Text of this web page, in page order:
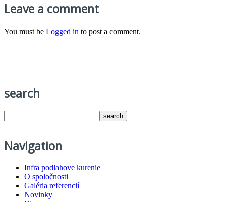
Leave a comment
You must be Logged in to post a comment.
search
Navigation
Infra podlahove kurenie
O spoločnosti
Galéria referencií
Novinky